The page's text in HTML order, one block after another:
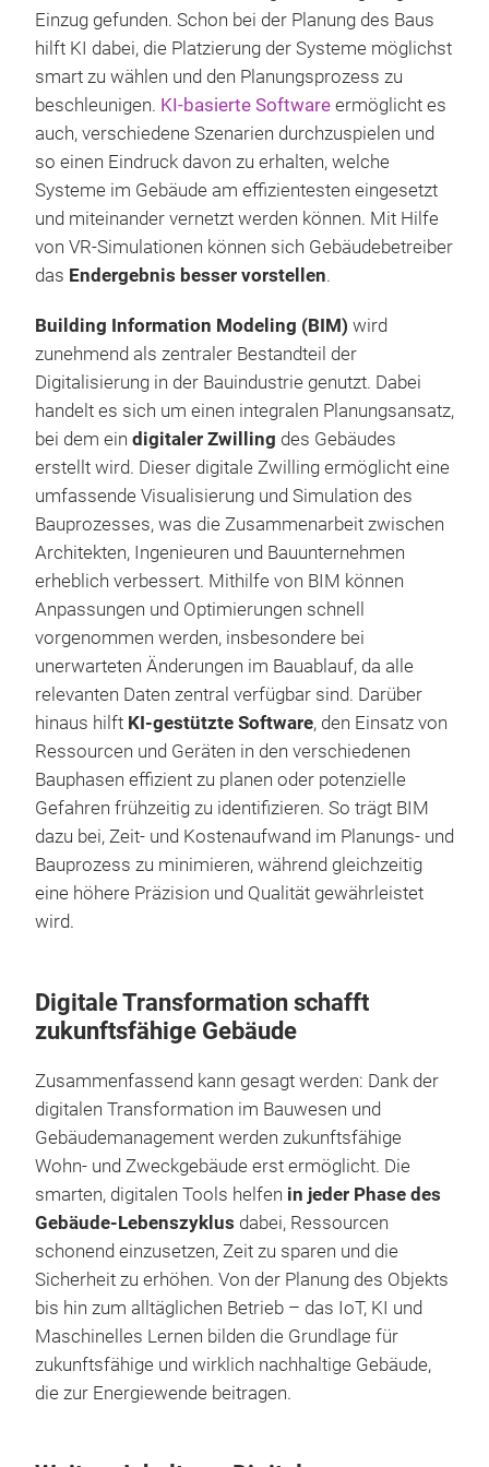
Einzug gefunden. Schon bei der Planung des Baus
hilft KI dabei, die Platzierung der Systeme möglichst
smart zu wählen und den Planungsprozess zu
beschleunigen. KI-basierte Software ermöglicht es
auch, verschiedene Szenarien durchzuspielen und
so einen Eindruck davon zu erhalten, welche
Systeme im Gebäude am effizientesten eingesetzt
und miteinander vernetzt werden können. Mit Hilfe
von VR-Simulationen können sich Gebäudebetreiber
das Endergebnis besser vorstellen.
Building Information Modeling (BIM) wird
zunehmend als zentraler Bestandteil der
Digitalisierung in der Bauindustrie genutzt. Dabei
handelt es sich um einen integralen Planungsansatz,
bei dem ein digitaler Zwilling des Gebäudes
erstellt wird. Dieser digitale Zwilling ermöglicht eine
umfassende Visualisierung und Simulation des
Bauprozesses, was die Zusammenarbeit zwischen
Architekten, Ingenieuren und Bauunternehmen
erheblich verbessert. Mithilfe von BIM können
Anpassungen und Optimierungen schnell
vorgenommen werden, insbesondere bei
unerwarteten Änderungen im Bauablauf, da alle
relevanten Daten zentral verfügbar sind. Darüber
hinaus hilft KI-gestützte Software, den Einsatz von
Ressourcen und Geräten in den verschiedenen
Bauphasen effizient zu planen oder potenzielle
Gefahren frühzeitig zu identifizieren. So trägt BIM
dazu bei, Zeit- und Kostenaufwand im Planungs- und
Bauprozess zu minimieren, während gleichzeitig
eine höhere Präzision und Qualität gewährleistet
wird.
Digitale Transformation schafft
zukunftsfähige Gebäude
Zusammenfassend kann gesagt werden: Dank der
digitalen Transformation im Bauwesen und
Gebäudemanagement werden zukunftsfähige
Wohn- und Zweckgebäude erst ermöglicht. Die
smarten, digitalen Tools helfen in jeder Phase des
Gebäude-Lebenszyklus dabei, Ressourcen
schonend einzusetzen, Zeit zu sparen und die
Sicherheit zu erhöhen. Von der Planung des Objekts
bis hin zum alltäglichen Betrieb – das IoT, KI und
Maschinelles Lernen bilden die Grundlage für
zukunftsfähige und wirklich nachhaltige Gebäude,
die zur Energiewende beitragen.